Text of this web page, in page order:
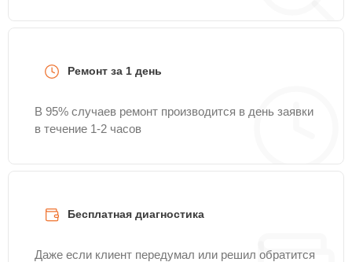
Ремонт за 1 день
В 95% случаев ремонт производится в день заявки
в течение 1-2 часов
Бесплатная диагностика
Даже если клиент передумал или решил обратится